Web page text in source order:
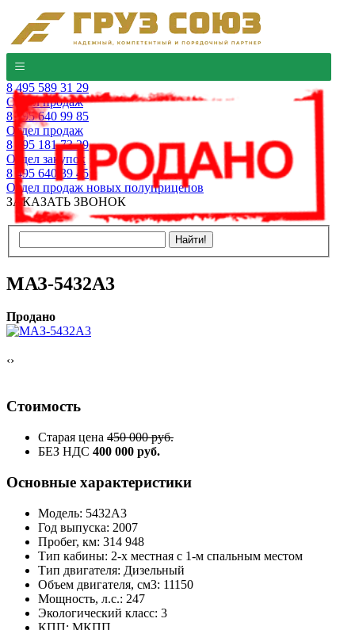
8 495 589 31 29
Отдел продаж
8 495 640 99 85
Отдел продаж
8 495 181 73 29
Отдел закупок
8 495 640 39 45
Отдел продаж новых полуприцепов
ЗАКАЗАТЬ ЗВОНОК
МАЗ-5432А3
Продано
‹›
Стоимость
Старая цена 450 000 руб.
БЕЗ НДС 400 000 руб.
Основные характеристики
Модель: 5432А3
Год выпуска: 2007
Пробег, км: 314 948
Тип кабины: 2-х местная с 1-м спальным местом
Тип двигателя: Дизельный
Объем двигателя, см3: 11150
Мощность, л.с.: 247
Экологический класс: 3
КПП: МКПП